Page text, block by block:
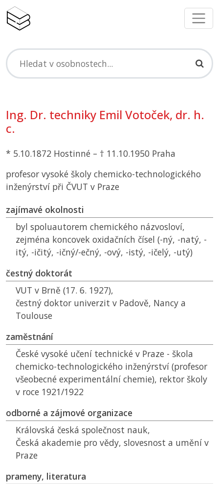
Ing. Dr. techniky Emil Votoček, dr. h.
c.
* 5.10.1872 Hostinné – † 11.10.1950 Praha
profesor vysoké školy chemicko-technologického
inženýrství při ČVUT v Praze
zajímavé okolnosti
byl spoluautorem chemického názvosloví,
zejména koncovek oxidačních čísel (-ný, -natý, -
itý, -ičitý, -ičný/-ečný, -ový, -istý, -ičelý, -utý)
čestný doktorát
VUT v Brně (17. 6. 1927),
čestný doktor univerzit v Padově, Nancy a
Toulouse
zaměstnání
České vysoké učení technické v Praze - škola
chemicko-technologického inženýrství (profesor
všeobecné experimentální chemie), rektor školy
v roce 1921/1922
odborné a zájmové organizace
Královská česká společnost nauk,
Česká akademie pro vědy, slovesnost a umění v
Praze
prameny, literatura